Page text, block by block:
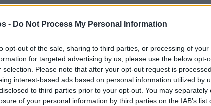
- Do Not Process My Personal Information
opt-out of the sale, sharing to third parties, or processing of
for targeted advertising by us, please use the below opt-
selection. Please note that after your opt-out request is
interest-based ads based on personal information utilized by
to third parties prior to your opt-out. You may separately
of your personal information by third parties on the IAB’s list
Διομήδης Τζιώτης
Πατινιώτη,Μαρκέλλος ΣεζένιαςκαιΣωτήρης